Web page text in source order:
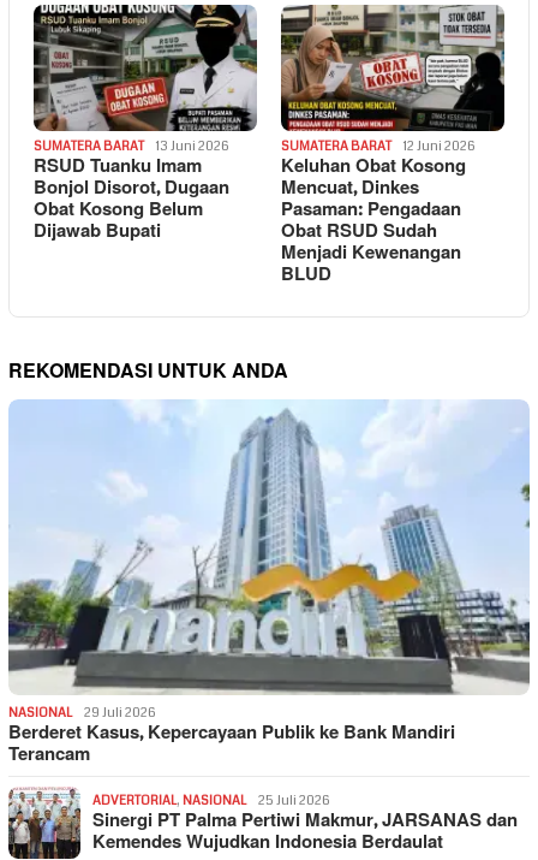
SUMATERA BARAT 13 Juni 2026
RSUD Tuanku Imam
Bonjol Disorot, Dugaan
Obat Kosong Belum
Dijawab Bupati
SUMATERA BARAT 12 Juni 2026
Keluhan Obat Kosong
Mencuat, Dinkes
Pasaman: Pengadaan
Obat RSUD Sudah
Menjadi Kewenangan
BLUD
REKOMENDASI UNTUK ANDA
NASIONAL 29 Juli 2026
Berderet Kasus, Kepercayaan Publik ke Bank Mandiri
Terancam
ADVERTORIAL, NASIONAL 25 Juli 2026
Sinergi PT Palma Pertiwi Makmur, JARSANAS dan
Kemendes Wujudkan Indonesia Berdaulat